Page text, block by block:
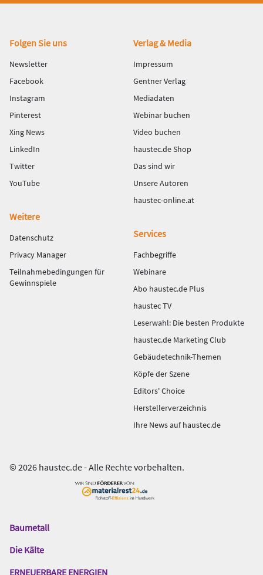
Fußbereich
Folgen Sie uns
Newsletter
Facebook
Instagram
Pinterest
Xing News
LinkedIn
Twitter
YouTube
Verlag & Media
Impressum
Gentner Verlag
Mediadaten
Webinar buchen
Video buchen
haustec.de Shop
Das sind wir
Unsere Autoren
haustec-online.at
Weitere
Datenschutz
Privacy Manager
Teilnahmebedingungen für
Gewinnspiele
Services
Fachbegriffe
Webinare
Abo haustec.de Plus
haustec TV
Leserwahl: Die besten Produkte
haustec.de Marketing Club
Gebäudetechnik-Themen
Köpfe der Szene
Editors' Choice
Herstellerverzeichnis
Ihre News auf haustec.de
© 2026 haustec.de - Alle Rechte vorbehalten.
Das
Gentner
Baumetall
Die Kälte
ERNEUERBARE ENERGIEN